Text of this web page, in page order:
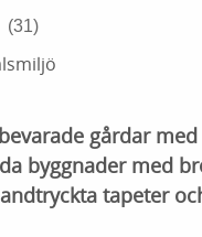
(31)
gårdar
byggnader med
tapeter